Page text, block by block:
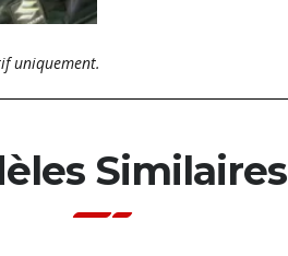
uniquement.
Similaires